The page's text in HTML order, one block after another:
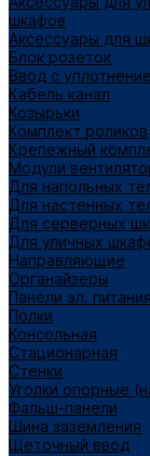
шкафов
Аксессуары для
Блок розеток
Ввод с
Кабель канал
Козырьки
Комплект роликов
Крепежный
Модули
Для напольных
Для настенных
Для серверных
Для уличных
Направляющие
Органайзеры
Панели эл. питания
Полки
Консольная
Стационарная
Стенки
Уголки опорные
Фальш-панели
Шина заземления
Щеточный ввод